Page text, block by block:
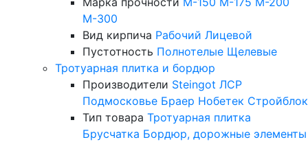
М-300
Вид кирпича Рабочий Лицевой
Пустотность Полнотелые Щелевые
Тротуарная плитка и бордюр
Производители Steingot ЛСР
Подмосковье Браер Нобетек Стройблок
Тип товара Тротуарная плитка
Брусчатка Бордюр, дорожные элементы